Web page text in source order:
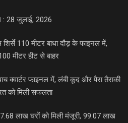
: 28 जुलाई, 2026
110 मीटर बाधा दौड़ के फाइनल में,
मीटर हीट से बाहर
क्वार्टर फाइनल में, लंबी कूद और पैरा तैराकी
को मिली सफलता
लाख घरों को मिली मंजूरी, 99.07 लाख